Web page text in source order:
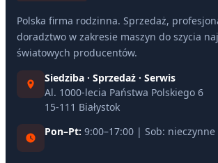
Polska firma rodzinna. Sprzedaż,
doradztwo w zakresie maszyn do szycia
światowych producentów.
Siedziba · Sprzedaż · Serwis
Al. 1000-lecia Państwa Polskiego 6
15-111 Białystok
Pon–Pt: 9:00–17:00 | Sob: nieczynne